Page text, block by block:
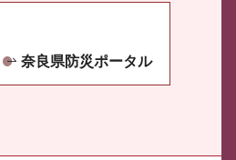
奈良県防災ポータル